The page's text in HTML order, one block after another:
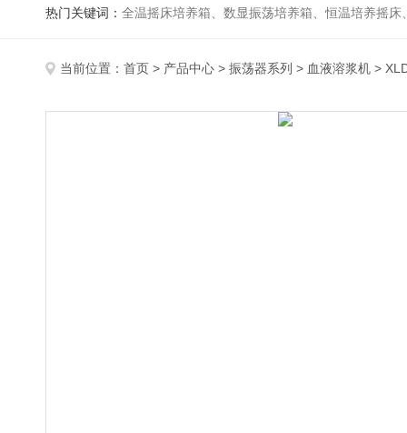
热门关键词： 全温摇床培养箱、数显振荡培养箱、恒温培养摇
当前位置： 首页 > 产品中心 > 振荡器系列 > 血液溶浆机 >